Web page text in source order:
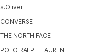
s.Oliver
CONVERSE
THE NORTH FACE
POLO RALPH LAUREN